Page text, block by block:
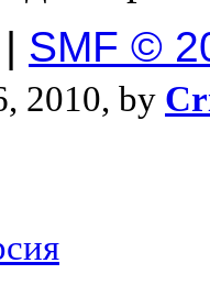
| SMF ©
2010, by